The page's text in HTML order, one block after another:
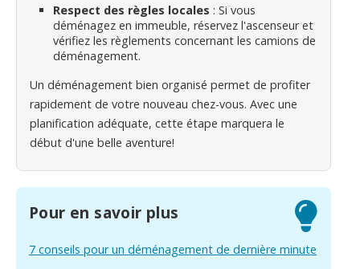
Respect des règles locales : Si vous
déménagez en immeuble, réservez l'ascenseur et
vérifiez les règlements concernant les camions de
déménagement.
Un déménagement bien organisé permet de profiter
rapidement de votre nouveau chez-vous. Avec une
planification adéquate, cette étape marquera le
début d'une belle aventure!
Pour en savoir plus
7 conseils pour un déménagement de dernière minute